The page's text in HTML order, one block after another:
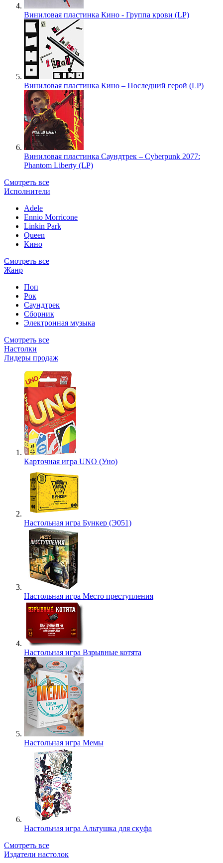
Виниловая пластинка Кино - Группа крови (LP)
Виниловая пластинка Кино – Последний герой (LP)
Виниловая пластинка Саундтрек – Cyberpunk 2077:
Phantom Liberty (LP)
Смотреть все
Исполнители
Adele
Ennio Morricone
Linkin Park
Queen
Кино
Смотреть все
Жанр
Поп
Рок
Саундтрек
Сборник
Электронная музыка
Смотреть все
Настолки
Лидеры продаж
Карточная игра UNO (Уно)
Настольная игра Бункер (Э051)
Настольная игра Место преступления
Настольная игра Взрывные котята
Настольная игра Мемы
Настольная игра Альтушка для скуфа
Смотреть все
Издатели настолок